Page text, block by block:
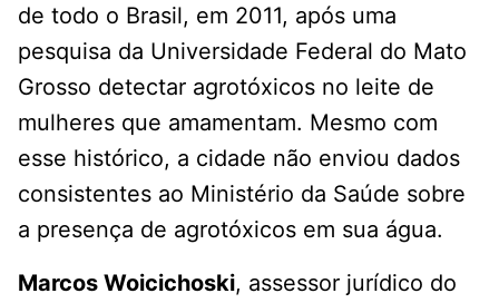
de todo o Brasil, em 2011, após uma
pesquisa da Universidade Federal do Mato
Grosso detectar agrotóxicos no leite de
mulheres que amamentam. Mesmo com
esse histórico, a cidade não enviou dados
consistentes ao Ministério da Saúde sobre
a presença de agrotóxicos em sua água.
Marcos Woicichoski, assessor jurídico do